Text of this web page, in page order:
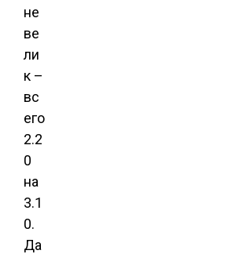
не
ве
ли
к –
вс
его
2.2
0
на
3.1
0.
Да